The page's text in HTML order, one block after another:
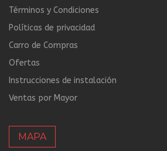
Términos y Condiciones
Políticas de privacidad
Carro de Compras
Ofertas
Instrucciones de instalación
Ventas por Mayor
MAPA